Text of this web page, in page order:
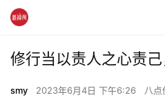
修行当以责人之心责
smy 2023年6月4日 下午6:26 八点